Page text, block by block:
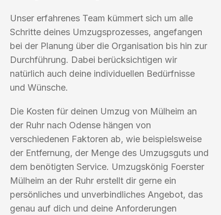
Unser erfahrenes Team kümmert sich um alle
Schritte deines Umzugsprozesses, angefangen
bei der Planung über die Organisation bis hin zur
Durchführung. Dabei berücksichtigen wir
natürlich auch deine individuellen Bedürfnisse
und Wünsche.
Die Kosten für deinen Umzug von Mülheim an
der Ruhr nach Odense hängen von
verschiedenen Faktoren ab, wie beispielsweise
der Entfernung, der Menge des Umzugsguts und
dem benötigten Service. Umzugskönig Foerster
Mülheim an der Ruhr erstellt dir gerne ein
persönliches und unverbindliches Angebot, das
genau auf dich und deine Anforderungen